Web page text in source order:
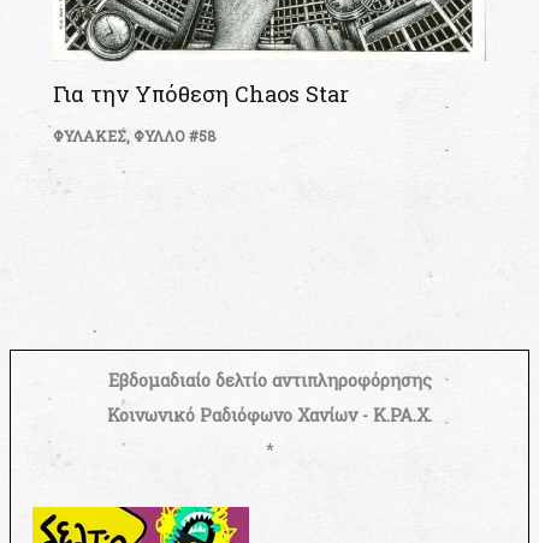
Για την Υπόθεση Chaos Star
ΦΥΛΑΚΕΣ, ΦΥΛΛΟ #58
Εβδομαδιαίο δελτίο αντιπληροφόρησης
Κοινωνικό Ραδιόφωνο Χανίων - Κ.ΡΑ.Χ.
*